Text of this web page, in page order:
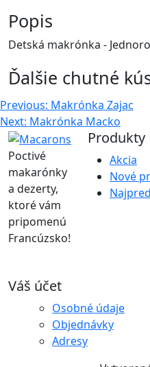
Popis
Detská makrónka -
Ďalšie chutné
Navigácia
v
článku
Previous: Makrónka Zajac
Next: Makrónka Macko
Poctivé
makarónky
a dezerty,
ktoré vám
pripomenú
Francúzsko!
Produkty
Akcia
Nové
Váš účet
Osobné údaje
Objednávky
Adresy